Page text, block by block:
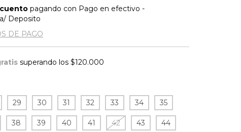
pagando con Pago en efectivo -
Deposito
DE PAGO
superando los$120.000
29 30 31 32 33 34 35
38 39 40 41 42 43 44